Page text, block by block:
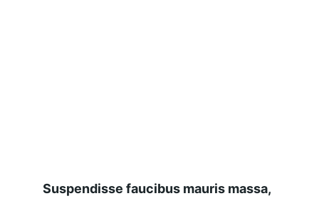
Suspendisse faucibus mauris massa,